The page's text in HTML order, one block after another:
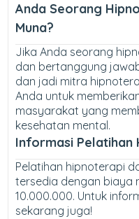
Anda Seorang
Muna?
Jika Anda seorang
dan bertanggung
dan jadi mitra
Anda untuk
masyarakat yang
kesehatan mental.
Informasi Pelatihan
Pelatihan hipnoterapi
tersedia dengan biaya
10.000.000. Untuk
sekarang juga!